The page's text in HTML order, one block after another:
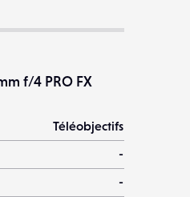
f/4 PRO FX
Téléobjectifs
-
-